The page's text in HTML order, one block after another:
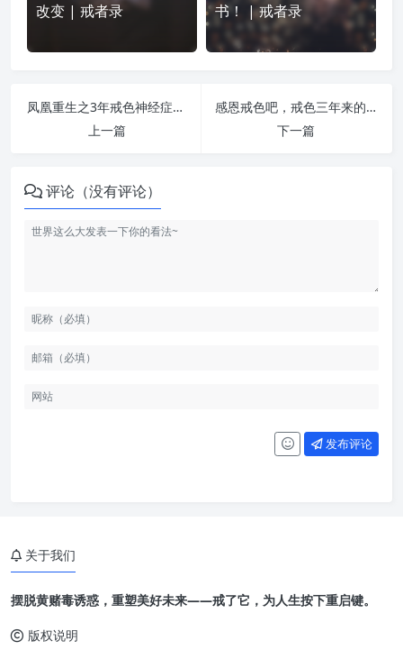
改变 | 戒者录
书！ | 戒者录
凤凰重生之3年戒色神经症恢复之路 | 戒者录
上一篇
感恩戒色吧，戒色三年来的体验与感悟 | 戒者录
下一篇
评论（没有评论）
发布评论
关于我们
摆脱黄赌毒诱惑，重塑美好未来——戒了它，为人生按下重启键。
版权说明